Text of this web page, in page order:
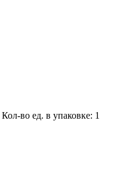
Кол-во ед. в упаковке: 1